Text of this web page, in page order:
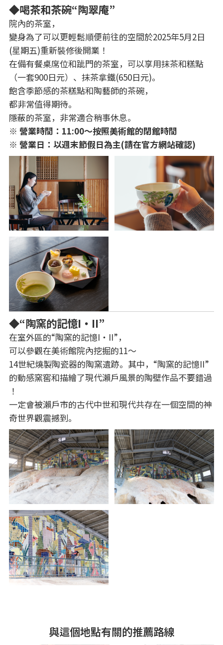
◆喝茶和茶碗“陶翠庵”
院內的茶室，
變身為了可以更輕鬆順便前往的空間於2025年5月2日
(星期五)重新裝修後開業！
在備有餐桌席位和跐門的茶室，可以享用抹茶和糕點
（一套900日元）、抹茶拿鐵(650日元)。
飽含季節感的茶糕點和陶藝師的茶碗，
都非常值得期待。
隱蔽的茶室，非常適合稍事休息。
※ 營業時間：11:00～按照美術館的閉館時間
※ 營業日：以週末節假日為主(請在官方網站確認)
◆“陶窯的記憶I・II”
在室外區的“陶窯的記憶I・II”，
可以參觀在美術館院內挖掘的11～
14世紀燒製陶瓷器的陶窯遺跡。其中，“陶窯的記憶II”
的動感窯窖和描繪了現代瀨戶風景的陶壁作品不要錯過
！
一定會被瀨戶市的古代中世和現代共存在一個空間的神
奇世界觀震撼到。
與這個地點有關的推薦路線